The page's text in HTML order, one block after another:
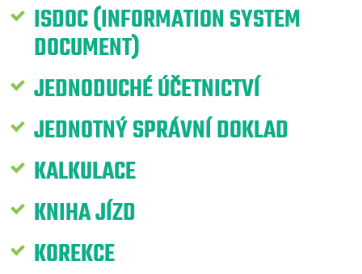
ISDOC (INFORMATION SYSTEM
DOCUMENT)
JEDNODUCHÉ ÚČETNICTVÍ
JEDNOTNÝ SPRÁVNÍ DOKLAD
KALKULACE
KNIHA JÍZD
KOREKCE